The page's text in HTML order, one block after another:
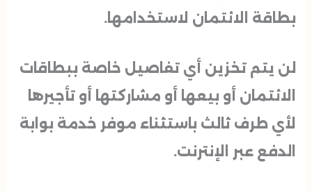
بطاقة الائتمان لاستخدامها.
لن يتم تخزين أي تفاصيل خاصة ببطاقات
الائتمان أو بيعها أو مشاركتها أو تأجيرها
لأي طرف ثالث باستثناء موفر خدمة بوابة
الدفع عبر الإنترنت.